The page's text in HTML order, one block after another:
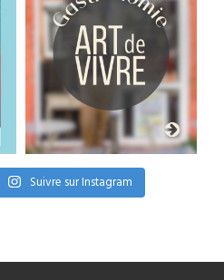
Suivre sur Instagram